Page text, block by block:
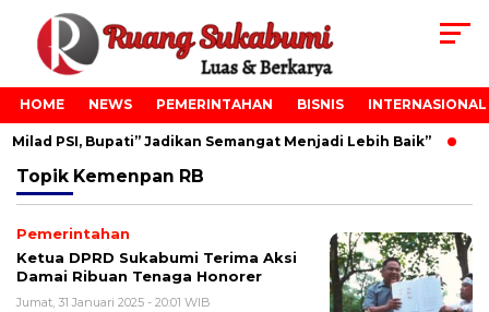
HOME NEWS PEMERINTAHAN BISNIS INTERNASIONAL
PSI, Bupati” Jadikan Semangat Menjadi Lebih Baik”
Topik Kemenpan RB
Pemerintahan
Ketua DPRD Sukabumi Terima Aksi
Damai Ribuan Tenaga Honorer
Jumat, 31 Januari 2025 - 20:01 WIB